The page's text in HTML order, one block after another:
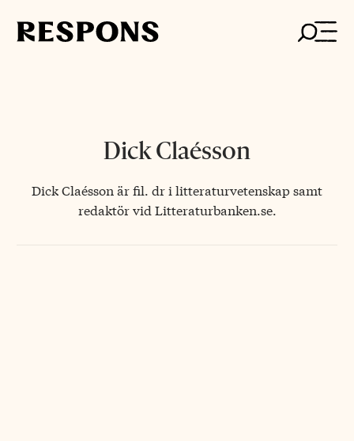
Dick Claésson
Dick Claésson är fil. dr i litteraturvetenskap samt
redaktör vid Litteraturbanken.se.